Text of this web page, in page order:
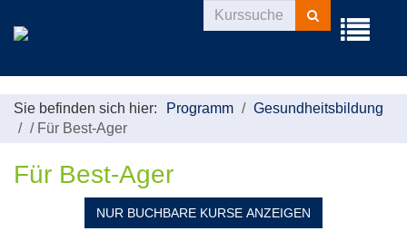
Menü
Kurse
suchen
Sie befinden sich hier: Programm
Gesundheitsbildung
/ Für Best-Ager
Für Best-Ager
NUR BUCHBARE KURSE ANZEIGEN